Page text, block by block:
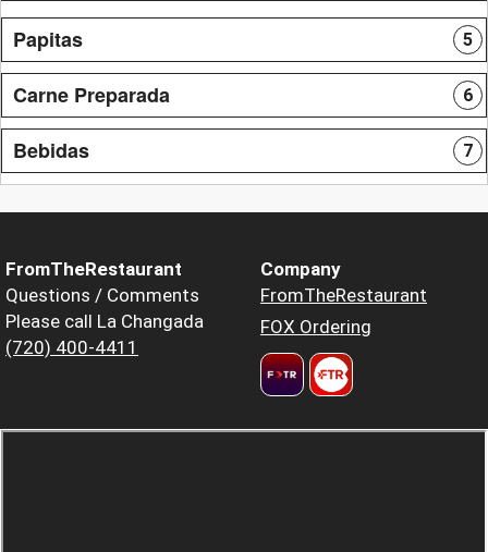
Papitas 5
Carne Preparada 6
Bebidas 7
FromTheRestaurant
Questions / Comments
Please call La Changada
(720) 400-4411
Company
FromTheRestaurant
FOX Ordering